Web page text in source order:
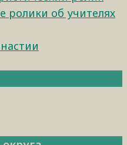
ролики об учителях